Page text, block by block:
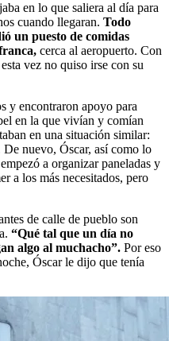
en lo que saliera al día para
cuando llegaran. Todo
un puesto de comidas
cerca al aeropuerto. Con
vez no quiso irse con su
y encontraron apoyo para
en la que vivían y comían
en una situación similar:
nuevo, Óscar, así como lo
a organizar paneladas y
a los más necesitados, pero
de calle de pueblo son
“Qué tal que un día no
algo al muchacho”. Por eso
Óscar le dijo que tenía